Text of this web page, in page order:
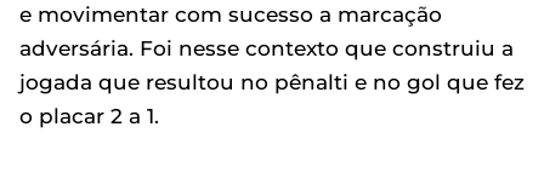
e movimentar com sucesso a marcação
adversária. Foi nesse contexto que construiu a
jogada que resultou no pênalti e no gol que fez
o placar 2 a 1.